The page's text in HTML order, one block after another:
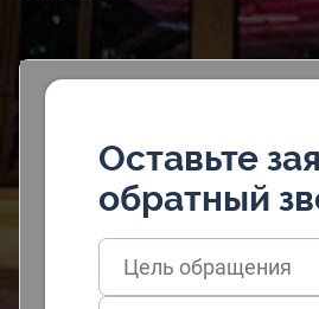
Оставьте
обратный
Цель обращения